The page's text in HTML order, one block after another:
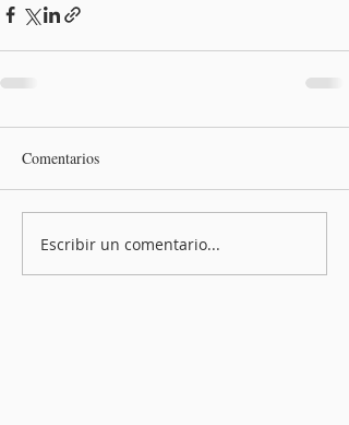
Comentarios
Escribir un comentario...